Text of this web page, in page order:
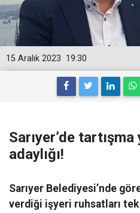
19:30
15 Aralık 2023
Sarıyer’de
adaylığı!
Sarıyer Belediyesi’nde
verdiği işyeri ruhsatları